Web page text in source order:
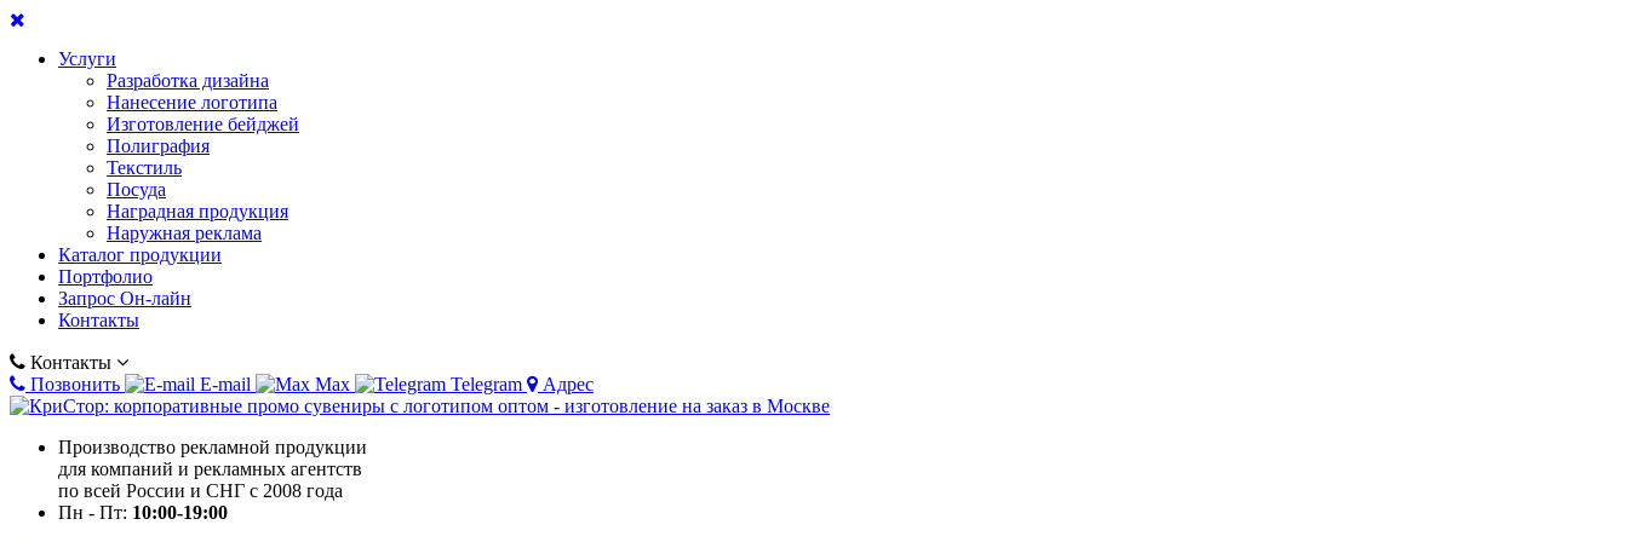
Услуги
Разработка дизайна
Нанесение логотипа
Изготовление бейджей
Полиграфия
Текстиль
Посуда
Наградная продукция
Наружная реклама
Каталог продукции
Портфолио
Запрос Он-лайн
Контакты
Контакты
Позвонить
E-mail Max Telegram Адрес
Производство рекламной продукции
для компаний и рекламных агентств
по всей России и СНГ с 2008 года
Пн - Пт: 10:00-19:00